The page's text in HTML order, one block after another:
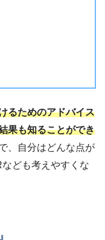
るためのアドバイス
果も知ることができ
、自分はどんな点が
ども考えやすくな